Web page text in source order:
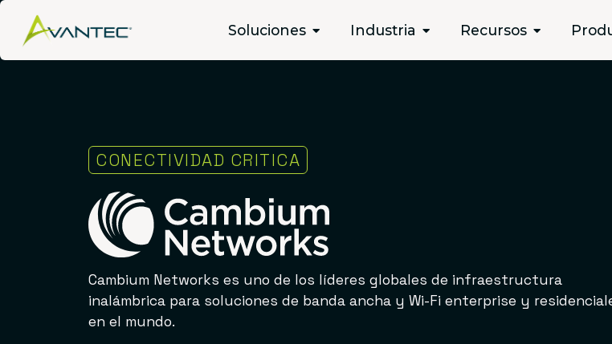
Soluciones Industria Recursos
Cambium Networks
CONECTIVIDAD CRITICA
Cambium Networks es uno de los líderes globales de infraestructura
inalámbrica para soluciones de banda ancha y Wi-Fi enterprise y
en el mundo.